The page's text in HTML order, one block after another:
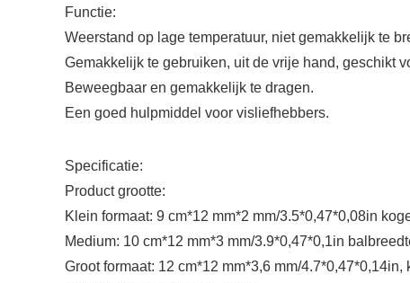
Functie:
Weerstand op lage temperatuur, niet gemakkelijk te
Gemakkelijk te gebruiken, uit de vrije hand, geschikt
Beweegbaar en gemakkelijk te dragen.
Een goed hulpmiddel voor visliefhebbers.
Specificatie:
Product grootte:
Klein formaat: 9 cm*12 mm*2 mm/3.5*0,47*0,08in
Medium: 10 cm*12 mm*3 mm/3.9*0,47*0,1in
Groot formaat: 12 cm*12 mm*3,6 mm/